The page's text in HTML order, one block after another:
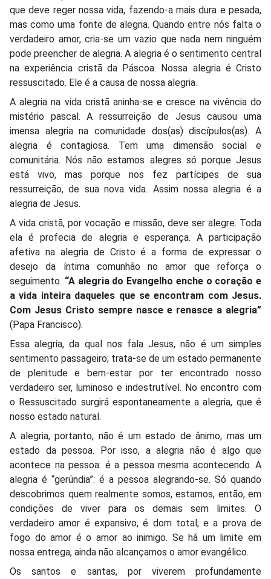
que deve reger nossa vida, fazendo-a mais dura e pesada,
mas como uma fonte de alegria. Quando entre nós falta o
verdadeiro amor, cria-se um vazio que nada nem ninguém
pode preencher de alegria. A alegria é o sentimento central
na experiência cristã da Páscoa. Nossa alegria é Cristo
ressuscitado. Ele é a causa de nossa alegria.
A alegria na vida cristã aninha-se e cresce na vivência do
mistério pascal. A ressurreição de Jesus causou uma
imensa alegria na comunidade dos(as) discípulos(as). A
alegria é contagiosa. Tem uma dimensão social e
comunitária. Nós não estamos alegres só porque Jesus
está vivo, mas porque nos fez partícipes de sua
ressurreição, de sua nova vida. Assim nossa alegria é a
alegria de Jesus.
A vida cristã, por vocação e missão, deve ser alegre. Toda
ela é profecia de alegria e esperança. A participação
afetiva na alegria de Cristo é a forma de expressar o
desejo da íntima comunhão no amor que reforça o
seguimento. “A alegria do Evangelho enche o coração e
a vida inteira daqueles que se encontram com Jesus.
Com Jesus Cristo sempre nasce e renasce a alegria”
(Papa Francisco).
Essa alegria, da qual nos fala Jesus, não é um simples
sentimento passageiro; trata-se de um estado permanente
de plenitude e bem-estar por ter encontrado nosso
verdadeiro ser, luminoso e indestrutível. No encontro com
o Ressuscitado surgirá espontaneamente a alegria, que é
nosso estado natural.
A alegria, portanto, não é um estado de ânimo, mas um
estado da pessoa. Por isso, a alegria não é algo que
acontece na pessoa: é a pessoa mesma acontecendo. A
alegria é “gerúndia”: é a pessoa alegrando-se. Só quando
descobrimos quem realmente somos, estamos, então, em
condições de viver para os demais sem limites. O
verdadeiro amor é expansivo, é dom total; e a prova de
fogo do amor é o amor ao inimigo. Se há um limite em
nossa entrega, ainda não alcançamos o amor evangélico.
Os santos e santas, por viverem profundamente